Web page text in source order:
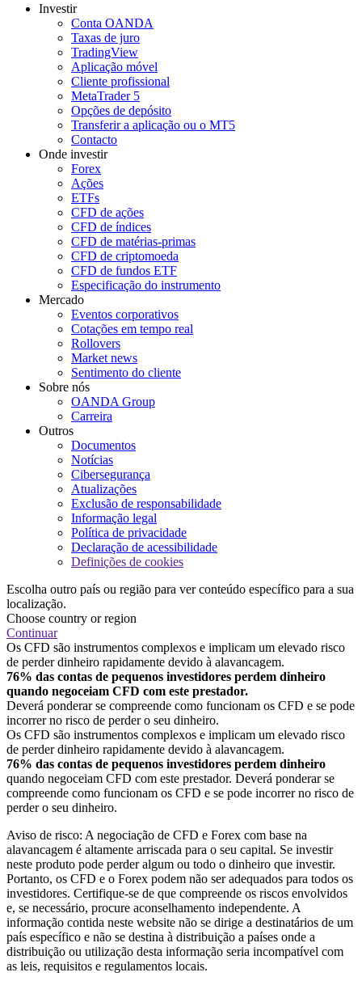
Investir
Conta OANDA
Taxas de juro
TradingView
Aplicação móvel
Cliente profissional
MetaTrader 5
Opções de depósito
Transferir a aplicação ou o MT5
Contacto
Onde investir
Forex
Ações
ETFs
CFD de ações
CFD de índices
CFD de matérias-primas
CFD de criptomoeda
CFD de fundos ETF
Especificação do instrumento
Mercado
Eventos corporativos
Cotações em tempo real
Rollovers
Market news
Sentimento do cliente
Sobre nós
OANDA Group
Carreira
Outros
Documentos
Notícias
Cibersegurança
Atualizações
Exclusão de responsabilidade
Informação legal
Política de privacidade
Declaração de acessibilidade
Definições de cookies
Escolha outro país ou região para ver conteúdo específico para a sua
localização.
Choose country or region
Continuar
Os CFD são instrumentos complexos e implicam um elevado risco
de perder dinheiro rapidamente devido à alavancagem.
76% das contas de pequenos investidores perdem dinheiro
quando negoceiam CFD com este prestador.
Deverá ponderar se compreende como funcionam os CFD e se pode
incorrer no risco de perder o seu dinheiro.
Os CFD são instrumentos complexos e implicam um elevado risco
de perder dinheiro rapidamente devido à alavancagem.
76% das contas de pequenos investidores perdem dinheiro
quando negoceiam CFD com este prestador. Deverá ponderar se
compreende como funcionam os CFD e se pode incorrer no risco de
perder o seu dinheiro.
Aviso de risco: A negociação de CFD e Forex com base na
alavancagem é altamente arriscada para o seu capital. Se investir
neste produto pode perder algum ou todo o dinheiro que investir.
Portanto, os CFD e o Forex podem não ser adequados para todos os
investidores. Certifique-se de que compreende os riscos envolvidos
e, se necessário, procure aconselhamento independente. A
informação contida neste website não se dirige a destinatários de um
país específico e não se destina à distribuição a países onde a
distribuição ou utilização desta informação seria incompatível com
as leis, requisitos e regulamentos locais.